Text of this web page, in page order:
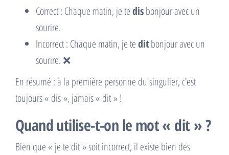
Correct : Chaque matin, je tedisbonjour avec un
sourire.
Incorrect : Chaque matin, je teditbonjour avec un
sourire. ❌
En résumé : à la première personne du singulier, c’est
toujours « dis », jamais « dit » !
Quand utilise-t-on le mot « dit » ?
Bien que « je te dit » soit incorrect, il existe bien des